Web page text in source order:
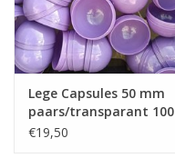
Lege Capsules 50 mm
paars/transparant 100
stuks
€19,50